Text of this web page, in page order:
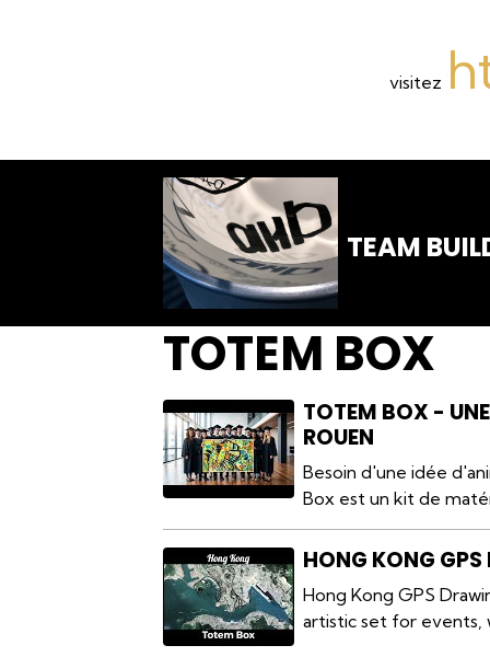
visitez
TEAM
TOTEM BOX
TOTEM BOX -
ROUEN
Besoin d'une idée
Box est un kit de
HONG KONG
Hong Kong GPS
artistic set for events,